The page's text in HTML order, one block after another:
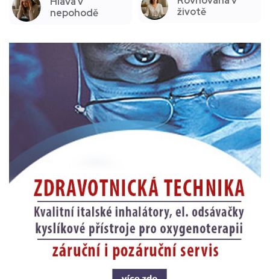
nepohodě
životě